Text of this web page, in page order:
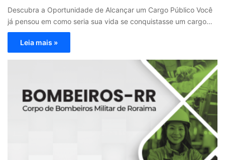
Descubra a Oportunidade de Alcançar um Cargo Público Você
já pensou em como seria sua vida se conquistasse um cargo…
Leia mais »